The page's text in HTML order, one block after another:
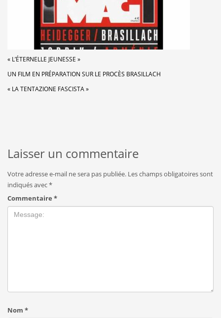
« L’ÉTERNELLE JEUNESSE »
UN FILM EN PRÉPARATION SUR LE PROCÈS BRASILLACH
« LA TENTAZIONE FASCISTA »
Laisser un commentaire
Votre adresse e-mail ne sera pas publiée. Les champs obligatoires sont
indiqués avec*
Commentaire *
Nom *